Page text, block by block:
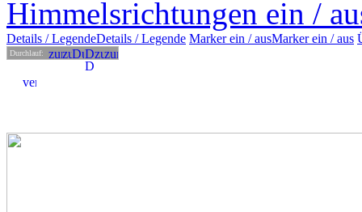
Himmelsrichtungen ein /
Details / LegendeDetails /Legende Marker ein /ausMarkerein / aus
Durchlauf: